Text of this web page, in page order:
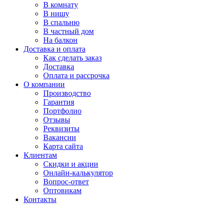
В комнату
В нишу
В спальню
В частный дом
На балкон
Доставка и оплата
Как сделать заказ
Доставка
Оплата и рассрочка
О компании
Производство
Гарантия
Портфолио
Отзывы
Реквизиты
Вакансии
Карта сайта
Клиентам
Скидки и акции
Онлайн-калькулятор
Вопрос-ответ
Оптовикам
Контакты